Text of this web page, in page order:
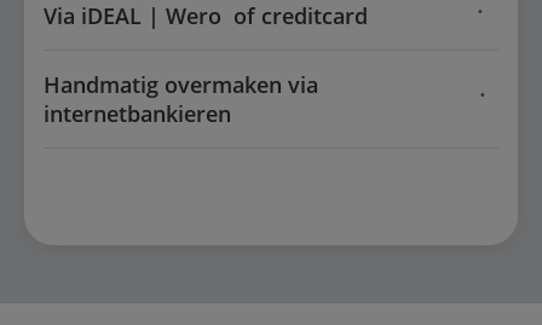
Via iDEAL | Wero of creditcard
Handmatig overmaken via
internetbankieren